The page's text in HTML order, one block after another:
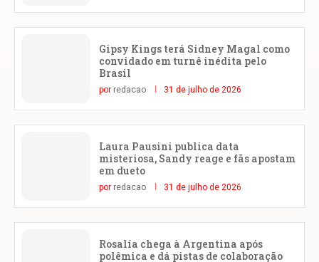
Gipsy Kings terá Sidney Magal como
convidado em turnê inédita pelo
Brasil
por redacao 31 de julho de 2026
Laura Pausini publica data
misteriosa, Sandy reage e fãs apostam
em dueto
por redacao 31 de julho de 2026
Rosalía chega à Argentina após
polêmica e dá pistas de colaboração